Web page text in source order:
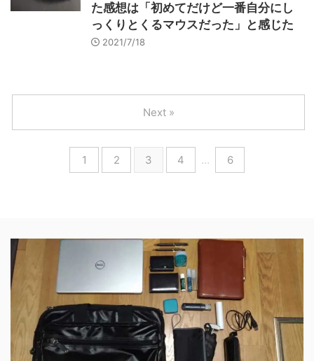
た感想は「初めてだけど一番自分にし
っくりとくるマウスだった」と感じた
2021/7/18
1 2 3 4 … 6
Next »